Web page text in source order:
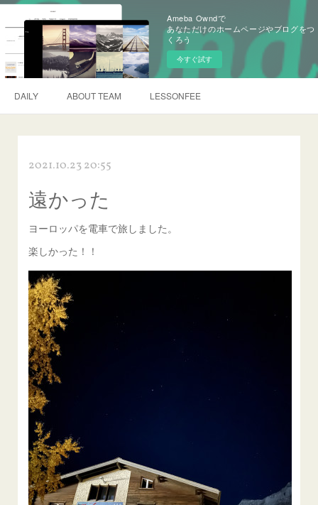
Ameba Owndで
あなただけのホームページやブログをつ
くろう
今すぐ試す
DAILY ABOUT TEAM LESSONFEE
2021.10.23 20:55
遠かった
ヨーロッパを電車で旅しました。
楽しかった！！